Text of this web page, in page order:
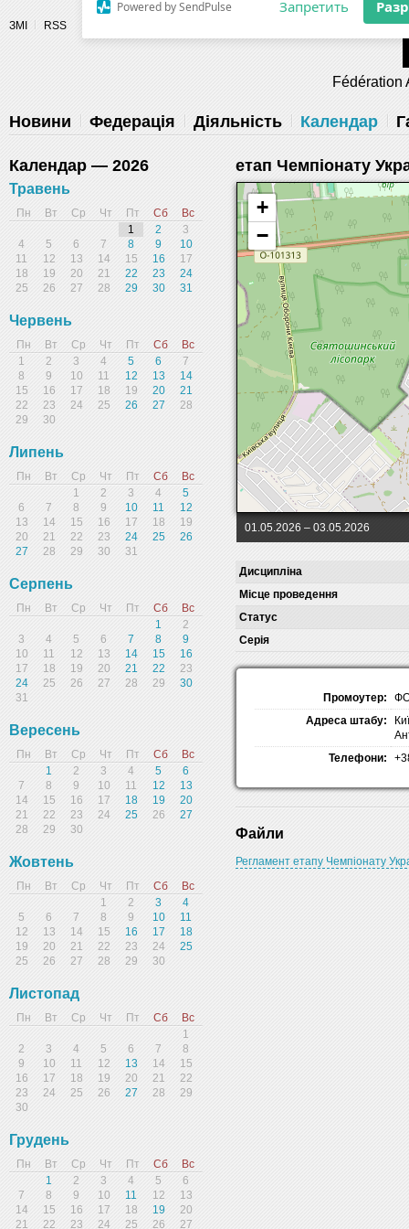
Разрешите сайту fau.ua отправлять
уведомления на рабочий стол
ЗМІ RSS
Fédération
Новини Федерація Діяльність Календар
Календар — 2026
Травень
Пн Вт Ср Чт Пт Сб
Вс
1
2
3
4
5 6 7 8 9
10
11
12 13 14 15 16
17
18
19 20 21 22 23
24
25
26 27 28 29 30 31
Червень
Пн Вт Ср Чт Пт Сб
Вс
1
2 3 4 5 6
7
8
9 10 11 12 13
14
15
16 17 18 19 20
21
22
23 24 25 26 27
28
29
30
Липень
Пн Вт Ср Чт Пт Сб
Вс
1
2 3 4
5
6
7 8 9 10 11
12
13
14 15 16 17 18
19
20
21 22 23 24 25
26
27
28 29 30 31
Серпень
Пн Вт Ср Чт Пт Сб
Вс
1
2
3
4 5 6 7 8
9
10
11 12 13 14 15
16
17
18 19 20 21 22
23
24
25 26 27 28 29
30
31
Вересень
Пн Вт Ср Чт Пт Сб
Вс
1
2 3 4 5
6
7
8 9 10 11 12
13
14
15 16 17 18 19
20
21
22 23 24 25 26
27
28
29 30
Жовтень
Пн Вт Ср Чт Пт Сб
Вс
1
2 3
4
5
6 7 8 9 10
11
12
13 14 15 16 17
18
19
20 21 22 23 24
25
25
26 27 28 29 30
Листопад
Пн Вт Ср Чт Пт Сб
Вс
1
2
3 4 5 6 7
8
9
10 11 12 13 14
15
16
17 18 19 20 21
22
23
24 25 26 27 28
29
30
Грудень
Пн Вт Ср Чт Пт Сб
Вс
1
2 3 4 5
6
7
8 9 10 11 12
13
14
15 16 17 18 19
20
21
22 23 24 25 26
27
етап Чемпіонату
+
−
01.05.2026 – 03.05.2026
Дисципліна
Місце проведення
Статус
Серія
Промоутер:
Адреса штабу:
Телефони:
Файли
Регламент етапу Чемпіонату